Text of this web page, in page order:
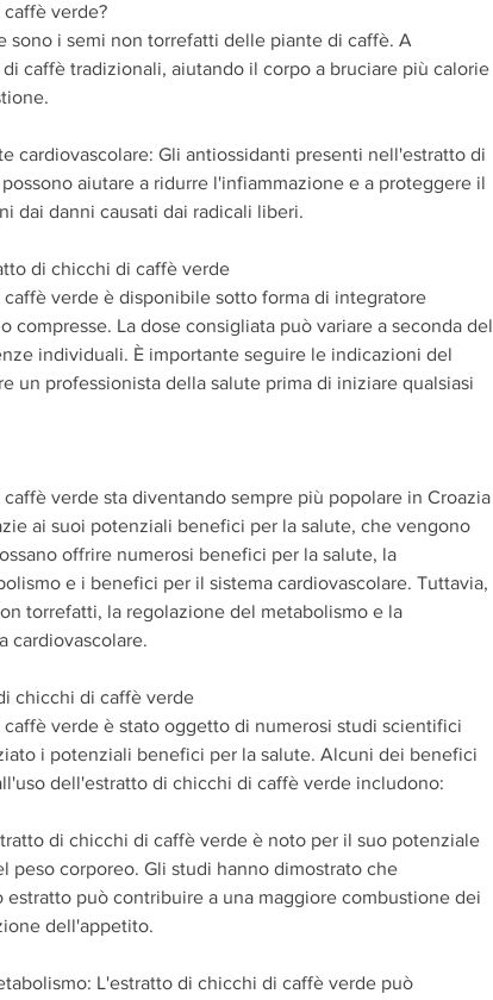
verde?
sono i semi non torrefatti delle piante di caffè. A
caffè tradizionali, aiutando il corpo a bruciare più calorie
cardiovascolare: Gli antiossidanti presenti nell'estratto di
aiutare a ridurre l'infiammazione e a proteggere il
dai danni causati dai radicali liberi.
di chicchi di caffè verde
verde è disponibile sotto forma di integratore
compresse. La dose consigliata può variare a seconda del
individuali. È importante seguire le indicazioni del
un professionista della salute prima di iniziare qualsiasi
verde sta diventando sempre più popolare in Croazia
ai suoi potenziali benefici per la salute, che vengono
offrire numerosi benefici per la salute, la
e i benefici per il sistema cardiovascolare. Tuttavia,
torrefatti, la regolazione del metabolismo e la
cardiovascolare.
chicchi di caffè verde
verde è stato oggetto di numerosi studi scientifici
i potenziali benefici per la salute. Alcuni dei benefici
dell'estratto di chicchi di caffè verde includono:
di chicchi di caffè verde è noto per il suo potenziale
peso corporeo. Gli studi hanno dimostrato che
estratto può contribuire a una maggiore combustione dei
dell'appetito.
L'estratto di chicchi di caffè verde può